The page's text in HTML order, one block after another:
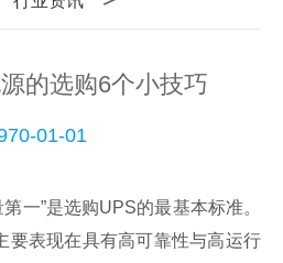
的选购6个小技巧
01-01
”是选购UPS的最基本标准。
要表现在具有高可靠性与高运行